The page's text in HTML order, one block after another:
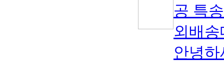
공 특
외배
안녕